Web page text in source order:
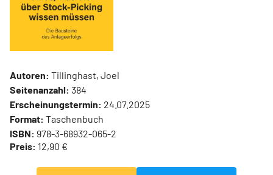
Autoren: Tillinghast, Joel
Seitenanzahl: 384
Erscheinungstermin: 24.07.2025
Format: Taschenbuch
ISBN: 978-3-68932-065-2
Preis: 12,90 €